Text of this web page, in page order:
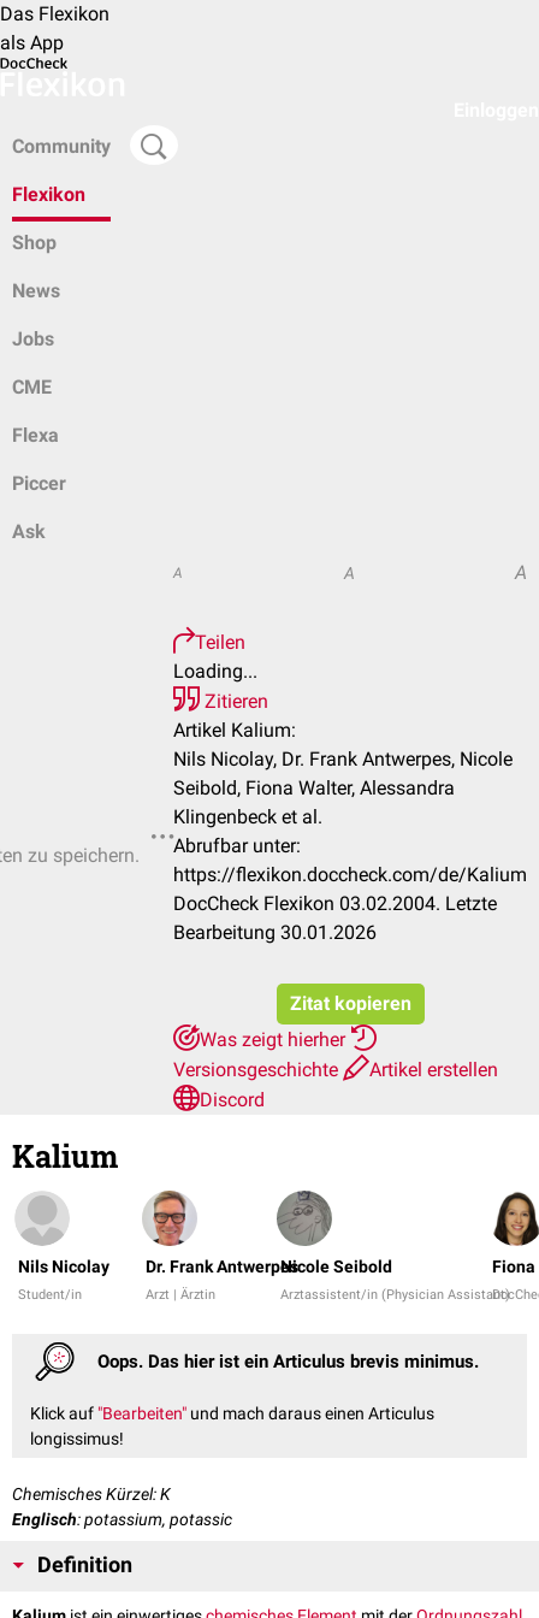
Das Flexikon
als App
Community
Flexikon
Shop
News
Jobs
CME
Flexa
Piccer
Ask
zu speichern.
A A A
Teilen
Loading...
Zitieren
Artikel Kalium:
Nils Nicolay, Dr. Frank Antwerpes, Nicole
Seibold, Fiona Walter, Alessandra
Klingenbeck et al.
Abrufbar unter:
https://flexikon.doccheck.com/de/Kalium
DocCheck Flexikon 03.02.2004. Letzte
Bearbeitung 30.01.2026
Zitat kopieren
Was zeigt hierher
Versionsgeschichte
Artikel erstellen
Discord
Kalium
Nils Nicolay
Student/in
Dr. Frank Antwerpes
Arzt | Ärztin
Nicole Seibold
Arztassistent/in (Physician Assistant)
Fiona
Oops. Das hier ist ein Articulus brevis minimus.
Klick auf "Bearbeiten" und mach daraus einen Articulus
longissimus!
Chemisches Kürzel: K
Englisch: potassium, potassic
Definition